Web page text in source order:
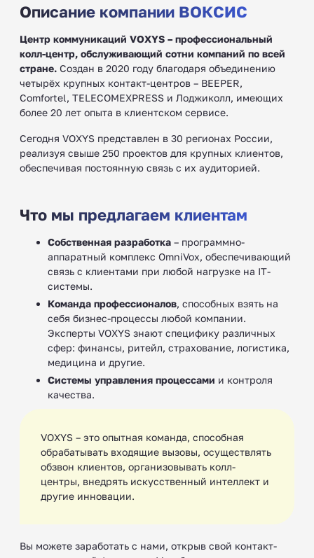
Описание компании ВОКСИС
Центр коммуникаций VOXYS – профессиональный
колл-центр, обслуживающий сотни компаний по всей
стране. Создан в 2020 году благодаря объединению
четырёх крупных контакт-центров – BEEPER,
Comfortel, TELECOMEXPRESS и Лоджиколл, имеющих
более 20 лет опыта в клиентском сервисе.
Сегодня VOXYS представлен в 30 регионах России,
реализуя свыше 250 проектов для крупных клиентов,
обеспечивая постоянную связь с их аудиторией.
Что мы предлагаем клиентам
Собственная разработка – программно-
аппаратный комплекс OmniVox, обеспечивающий
связь с клиентами при любой нагрузке на IT-
системы.
Команда профессионалов, способных взять на
себя бизнес-процессы любой компании.
Эксперты VOXYS знают специфику различных
сфер: финансы, ритейл, страхование, логистика,
медицина и другие.
Системы управления процессами и контроля
качества.
VOXYS – это опытная команда, способная
обрабатывать входящие вызовы, осуществлять
обзвон клиентов, организовывать колл-
центры, внедрять искусственный интеллект и
другие инновации.
Вы можете заработать с нами, открыв свой контакт-